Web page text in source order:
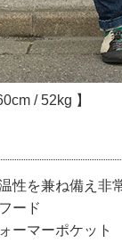
/ 52kg 】
性を兼ね備え非
ード
ーマーポケット